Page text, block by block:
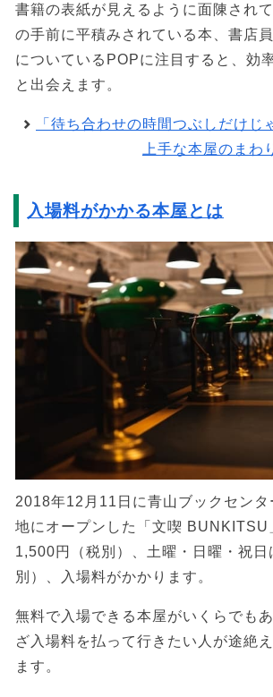
書籍の表紙が見えるように面陳され
の手前に平積みされている本、書店
についているPOPに注目すると、効
と出会えます。
「待ち合わせの時間つぶしだけじ
上手な本屋のまわ
入場料がかかる本屋とは
2018年12月11日に青山ブックセンタ
地にオープンした「文喫 BUNKITSU
1,500円（税別）、土曜・日曜・祝
別）、入場料がかかります。
無料で入場できる本屋がいくらでも
ざ入場料を払って行きたい人が途絶
ます。